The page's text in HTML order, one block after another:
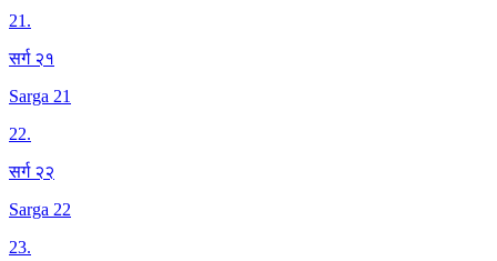
21.
सर्ग २१
Sarga 21
22.
सर्ग २२
Sarga 22
23.